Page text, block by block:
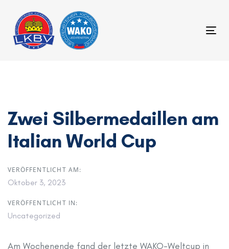
überspringen
primären
Navigation
Zwei Silbermedaillen am
Italian World Cup
VERÖFFENTLICHT AM:
Oktober 3, 2023
VERÖFFENTLICHT IN:
Uncategorized
Am Wochenende fand der letzte WAKO-Weltcup in